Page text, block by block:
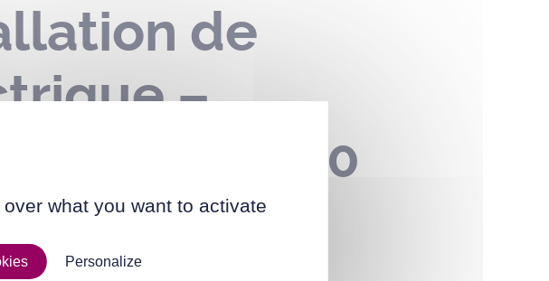
de
–
– du 30
what you want to activate
Personalize